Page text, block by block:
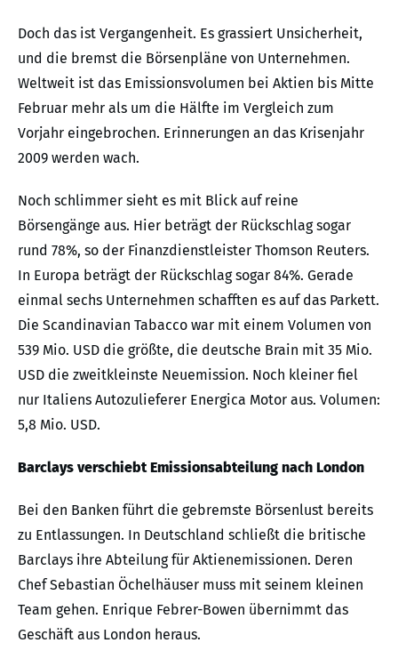
Doch das ist Vergangenheit. Es grassiert Unsicherheit,
und die bremst die Börsenpläne von Unternehmen.
Weltweit ist das Emissionsvolumen bei Aktien bis Mitte
Februar mehr als um die Hälfte im Vergleich zum
Vorjahr eingebrochen. Erinnerungen an das Krisenjahr
2009 werden wach.
Noch schlimmer sieht es mit Blick auf reine
Börsengänge aus. Hier beträgt der Rückschlag sogar
rund 78%, so der Finanzdienstleister Thomson Reuters.
In Europa beträgt der Rückschlag sogar 84%. Gerade
einmal sechs Unternehmen schafften es auf das Parkett.
Die Scandinavian Tabacco war mit einem Volumen von
539 Mio. USD die größte, die deutsche Brain mit 35 Mio.
USD die zweitkleinste Neuemission. Noch kleiner fiel
nur Italiens Autozulieferer Energica Motor aus. Volumen:
5,8 Mio. USD.
Barclays verschiebt Emissionsabteilung nach London
Bei den Banken führt die gebremste Börsenlust bereits
zu Entlassungen. In Deutschland schließt die britische
Barclays ihre Abteilung für Aktienemissionen. Deren
Chef Sebastian Öchelhäuser muss mit seinem kleinen
Team gehen. Enrique Febrer-Bowen übernimmt das
Geschäft aus London heraus.